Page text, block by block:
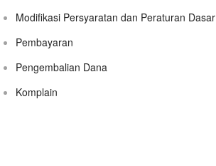
Modifikasi Persyaratan dan Peraturan Dasar
Pembayaran
Pengembalian Dana
Komplain